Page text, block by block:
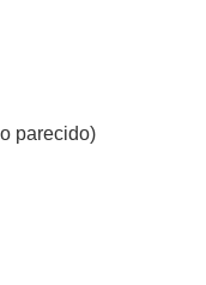
parecido)